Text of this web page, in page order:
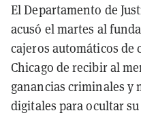
El Departamento de
acusó el martes al
cajeros automáticos de
Chicago de recibir al
ganancias criminales y
digitales para ocultar